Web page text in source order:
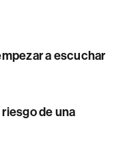
a escuchar
de una